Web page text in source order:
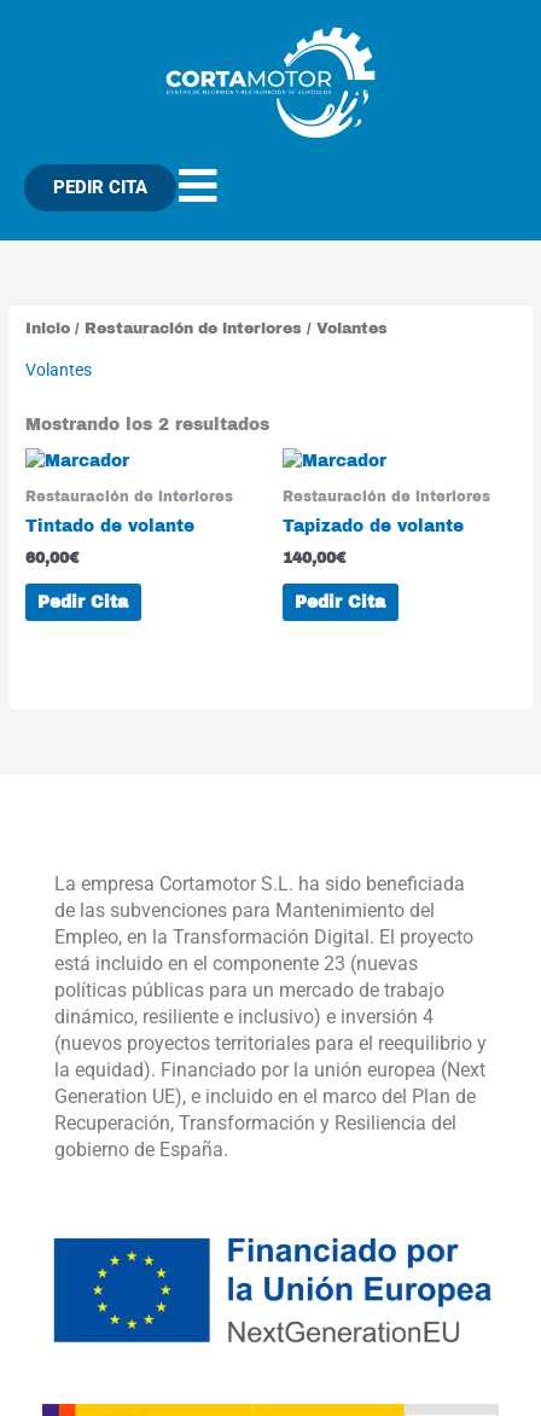
PEDIR CITA
Inicio / Restauración de interiores / Volantes
Volantes
Mostrando los 2 resultados
Restauración de interiores
Tintado de volante
60,00€
Pedir Cita
Restauración de interiores
Tapizado de volante
140,00€
Pedir Cita
La empresa Cortamotor S.L. ha sido beneficiada
de las subvenciones para Mantenimiento del
Empleo, en la Transformación Digital. El proyecto
está incluido en el componente 23 (nuevas
políticas públicas para un mercado de trabajo
dinámico, resiliente e inclusivo) e inversión 4
(nuevos proyectos territoriales para el reequilibrio y
la equidad). Financiado por la unión europea (Next
Generation UE), e incluido en el marco del Plan de
Recuperación, Transformación y Resiliencia del
gobierno de España.